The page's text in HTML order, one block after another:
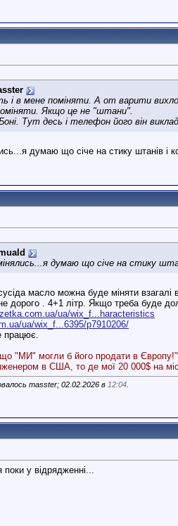
і в мене поміняти. А от варити
Якщо це не "штани".
Тут десь і телефон його він
думаю що січе на стику штанів
думаю що січе на стику
масло можна буде міняти взагалі
дорого . 4+1 літр. Якщо треба буде
ua/wix_f...haracteristics
ua/wix_f...6395/p7910206/
працює.
"МИ" могли б його продати в Європу!"
в США, то де мої 20 000$ на
masster; 02.02.2026 в 12:04
у відрядженні...